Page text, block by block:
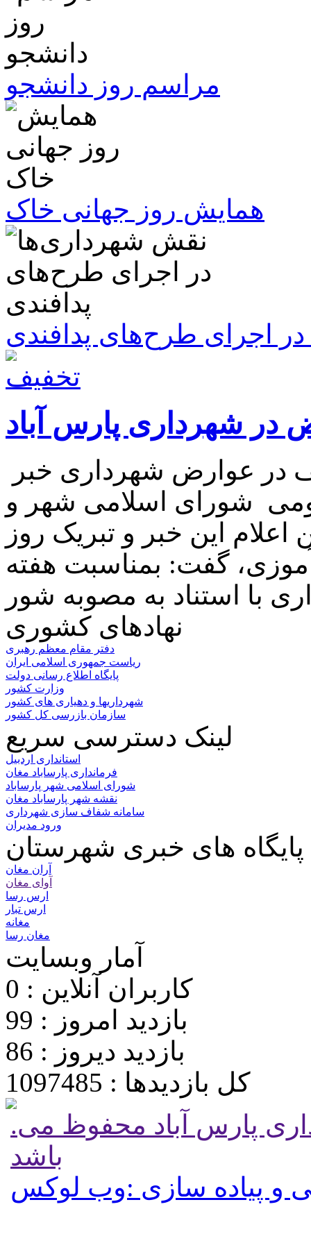
مراسم روز دانشجو
همایش روز جهانی خاک
اجرای طرح‌های پدافندی
در شهرداری پارس آباد
شورای اسلامی شهر و
این خبر و تبریک روز
گفت: بمناسبت هفته
نهادهای کشوری
دفتر مقام معظم رهبری
ریاست جمهوری اسلامی ایران
پایگاه اطلاع رسانی دولت
وزارت کشور
شهرداریها و دهیاری های کشور
سازمان بازرسی کل کشور
لینک دسترسی سریع
استانداری اردبیل
فرمانداری پارساباد مغان
شورای اسلامی شهر پارساباد
نقشه شهر پارساباد مغان
سامانه شفاف سازی شهرداری
ورود مدیران
پایگاه های خبری شهرستان
آران مغان
آوای مغان
ارس رسا
ارس تبار
مغانه
مغان رسا
آمار وبسایت
کاربران آنلاین : 0
بازدید امروز : 99
بازدید دیروز : 86
کل بازدیدها : 1097485
.تمامی حقوق برای پایگاه شهرداری پارس آباد محفوظ می
باشد
و پیاده سازی :وب لوکس